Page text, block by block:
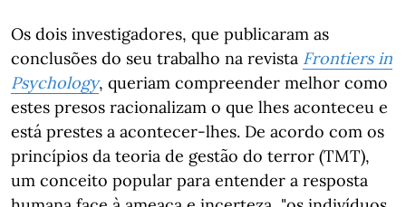
Os dois investigadores, que publicaram as
conclusões do seu trabalho na revista Frontiers in
Psychology, queriam compreender melhor como
estes presos racionalizam o que lhes aconteceu e
está prestes a acontecer-lhes. De acordo com os
princípios da teoria de gestão do terror (TMT),
um conceito popular para entender a resposta